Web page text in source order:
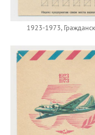
1923-1973,